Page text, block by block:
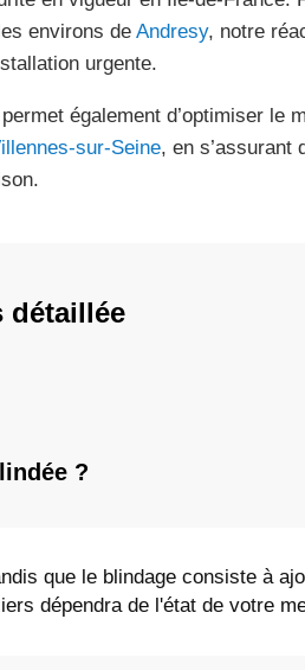
environs de Andresy, notre
urgente.
permet également d’optimiser le
sur-Seine, en s’assurant
détaillée
?
que le blindage consiste à
dépendra de l'état de votre